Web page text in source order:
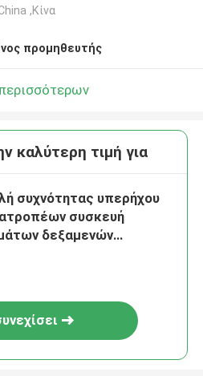
,Κίνα
προμηθευτής
καλύτερη τιμή για
συχνότητας υπερήχου
συσκευή
δεξαμενών